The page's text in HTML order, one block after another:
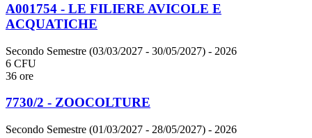
A001754 - LE FILIERE AVICOLE E
ACQUATICHE
Secondo Semestre (03/03/2027 - 30/05/2027) - 2026
6 CFU
36 ore
7730/2 - ZOOCOLTURE
Secondo Semestre (01/03/2027 - 28/05/2027) - 2026